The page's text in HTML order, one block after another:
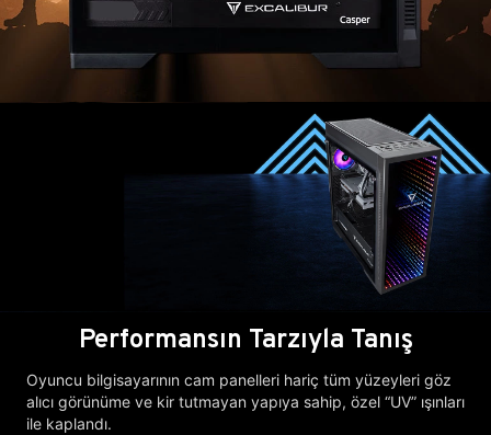
Performansın Tarzıyla Tanış
Oyuncu bilgisayarının cam panelleri hariç tüm yüzeyleri göz
alıcı görünüme ve kir tutmayan yapıya sahip, özel “UV” ışınları
ile kaplandı.